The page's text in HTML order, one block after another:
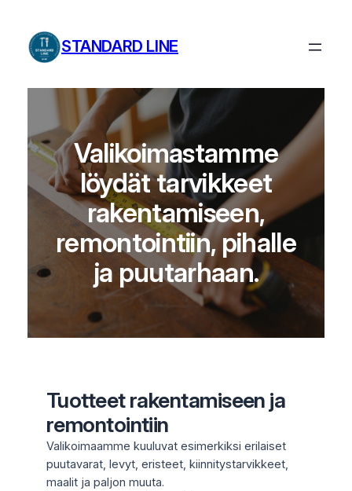
sisältöön
STANDARD LINE
Valikoimastamme
löydät tarvikkeet
rakentamiseen,
remontointiin, pihalle
ja puutarhaan.
Tuotteet rakentamiseen ja
remontointiin
Valikoimaamme kuuluvat esimerkiksi erilaiset
puutavarat, levyt, eristeet, kiinnitystarvikkeet,
maalit ja paljon muuta.